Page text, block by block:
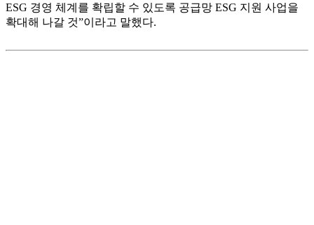
ESG 경영 체계를 확립할 수 있도록 공급망 ESG 지원 사업을
확대해 나갈 것”이라고 말했다.